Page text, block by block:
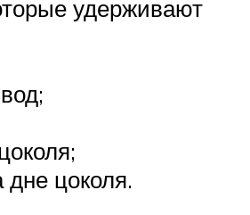
удерживают
дне цоколя.